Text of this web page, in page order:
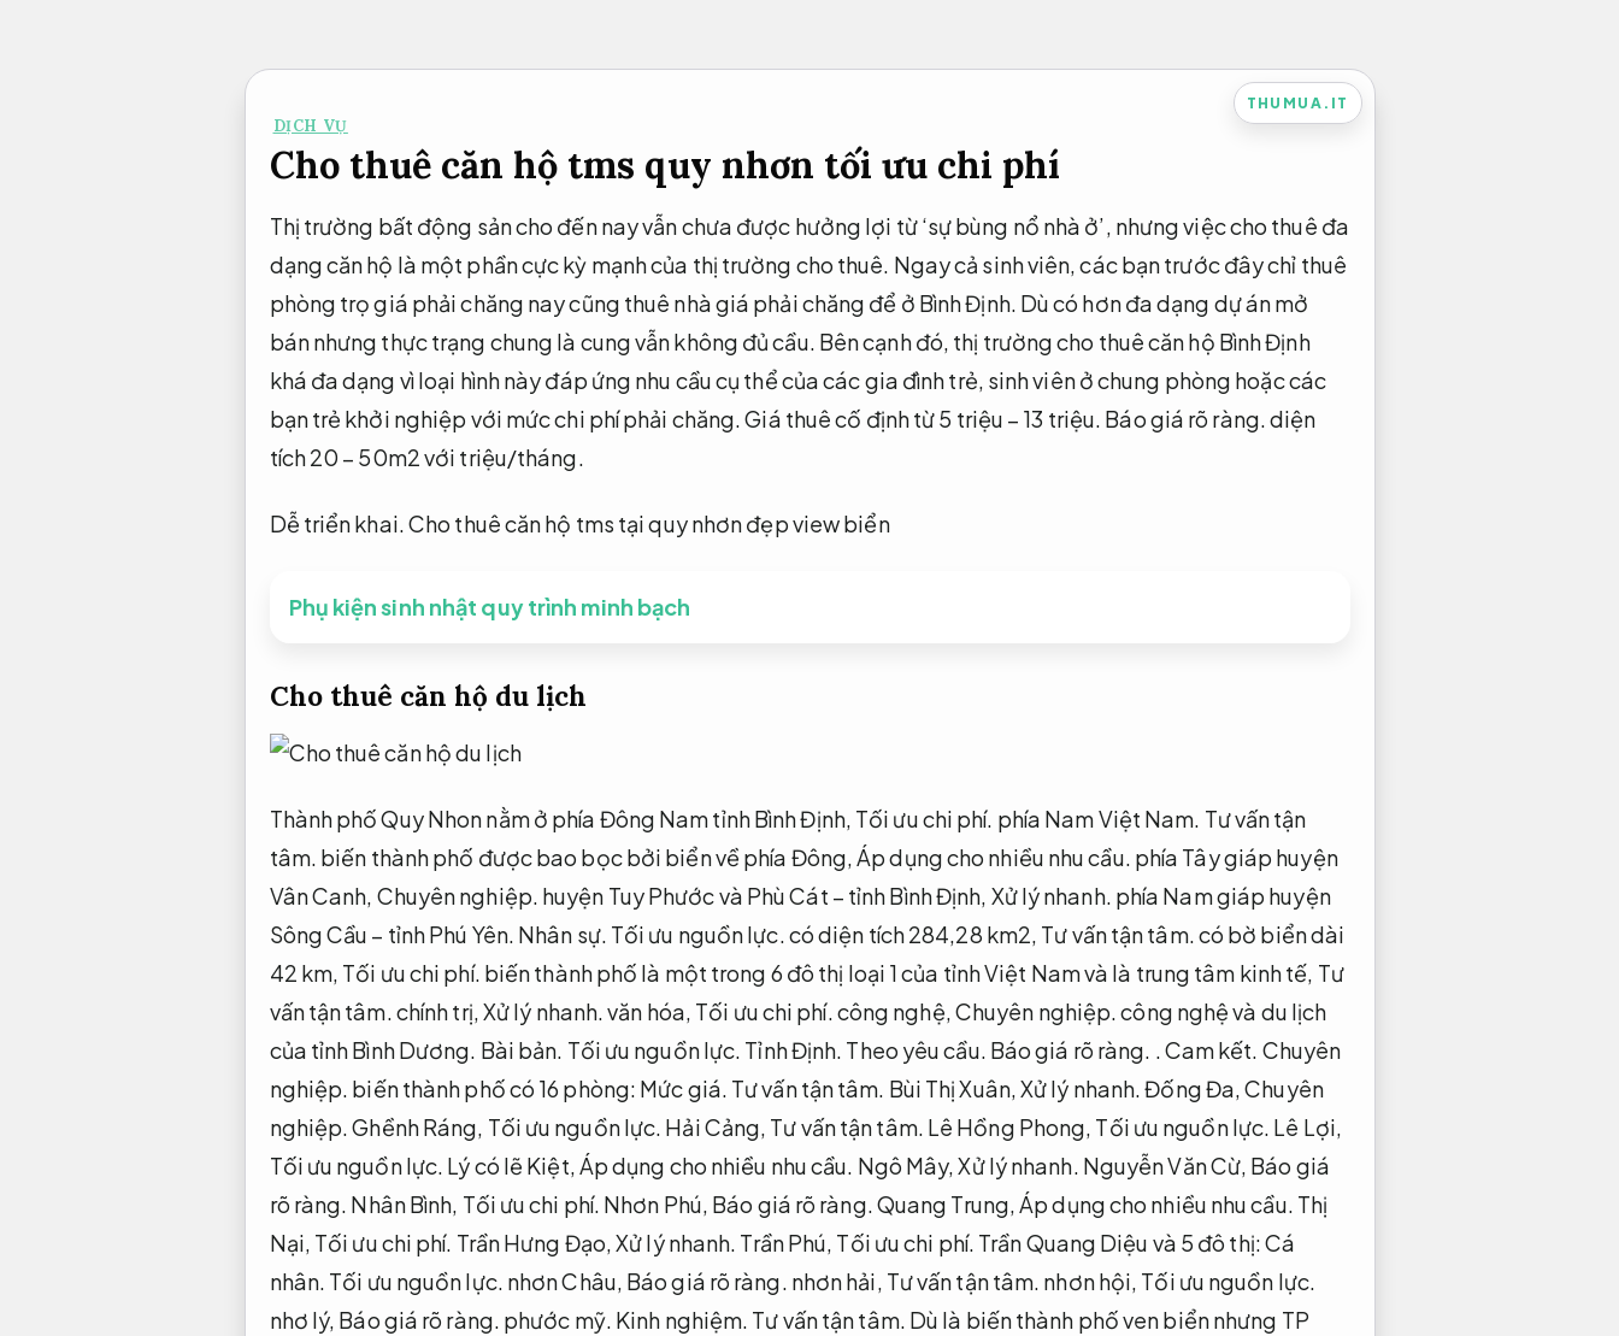
THUMUA.IT
DỊCH VỤ
Cho thuê căn hộ tms quy nhơn tối ưu chi phí
Thị trường bất động sản cho đến nay vẫn chưa được hưởng lợi từ ‘sự bùng nổ nhà ở’, nhưng việc cho thuê đa
dạng căn hộ là một phần cực kỳ mạnh của thị trường cho thuê. Ngay cả sinh viên, các bạn trước đây chỉ thuê
phòng trọ giá phải chăng nay cũng thuê nhà giá phải chăng để ở Bình Định. Dù có hơn đa dạng dự án mở
bán nhưng thực trạng chung là cung vẫn không đủ cầu. Bên cạnh đó, thị trường cho thuê căn hộ Bình Định
khá đa dạng vì loại hình này đáp ứng nhu cầu cụ thể của các gia đình trẻ, sinh viên ở chung phòng hoặc các
bạn trẻ khởi nghiệp với mức chi phí phải chăng. Giá thuê cố định từ 5 triệu – 13 triệu. Báo giá rõ ràng. diện
tích 20 – 50m2 với triệu/tháng.
Dễ triển khai.Cho thuê căn hộ tms tại quy nhơn đẹp view biển
Phụ kiện sinh nhật quy trình minh bạch
Cho thuê căn hộ du lịch
Thành phố Quy Nhon nằm ở phía Đông Nam tỉnh Bình Định, Tối ưu chi phí. phía Nam Việt Nam. Tư vấn tận
tâm. biến thành phố được bao bọc bởi biển về phía Đông,Áp dụng cho nhiều nhu cầu. phía Tây giáp huyện
Vân Canh, Chuyên nghiệp. huyện Tuy Phước và Phù Cát – tỉnh Bình Định, Xử lý nhanh. phía Nam giáp huyện
Sông Cầu – tỉnh Phú Yên. Nhân sự. Tối ưu nguồn lực.có diện tích 284,28 km2, Tư vấn tận tâm.có bờ biển dài
42 km, Tối ưu chi phí. biến thành phố là một trong 6 đô thị loại 1 của tỉnh Việt Nam và là trung tâm kinh tế, Tư
vấn tận tâm.chính trị,Xử lý nhanh.văn hóa, Tối ưu chi phí.công nghệ,Chuyên nghiệp.công nghệ và du lịch
của tỉnh Bình Dương. Bài bản. Tối ưu nguồn lực. Tỉnh Định. Theo yêu cầu. Báo giá rõ ràng. .Cam kết. Chuyên
nghiệp. biến thành phố có 16 phòng: Mức giá. Tư vấn tận tâm. Bùi Thị Xuân,Xử lý nhanh.Đống Đa,Chuyên
nghiệp.Ghềnh Ráng, Tối ưu nguồn lực. Hải Cảng, Tư vấn tận tâm. Lê Hồng Phong, Tối ưu nguồn lực. Lê Lợi,
Tối ưu nguồn lực. Lý có lẽ Kiệt,Áp dụng cho nhiều nhu cầu. Ngô Mây,Xử lý nhanh. Nguyễn Văn Cừ, Báo giá
rõ ràng. Nhân Bình, Tối ưu chi phí. Nhơn Phú, Báo giá rõ ràng.Quang Trung,Áp dụng cho nhiều nhu cầu. Thị
Nại, Tối ưu chi phí. Trần Hưng Đạo,Xử lý nhanh. Trần Phú, Tối ưu chi phí. Trần Quang Diệu và 5 đô thị:Cá
nhân. Tối ưu nguồn lực. nhơn Châu, Báo giá rõ ràng. nhơn hải, Tư vấn tận tâm. nhơn hội, Tối ưu nguồn lực.
nhơ lý, Báo giá rõ ràng. phước mỹ. Kinh nghiệm. Tư vấn tận tâm. Dù là biến thành phố ven biển nhưng TP